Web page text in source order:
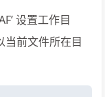
设置工作目
前文件所在目